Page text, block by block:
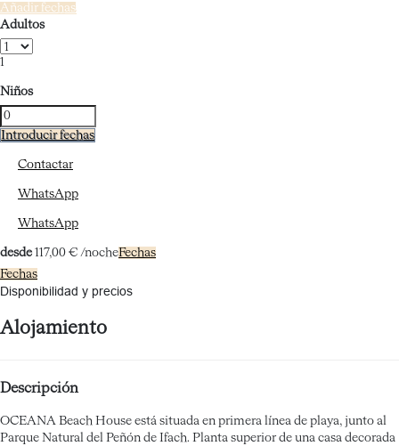
Añadir fechas
Adultos
1
Niños
Introducir fechas
Contactar
WhatsApp
WhatsApp
desde 117,00 € /nocheFechas
Fechas
Disponibilidad y precios
Alojamiento
Descripción
OCEANA Beach House está situada en primera línea de playa, junto al
Parque Natural del Peñón de Ifach. Planta superior de una casa decorada